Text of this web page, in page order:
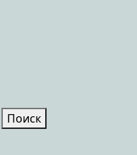
Поиск